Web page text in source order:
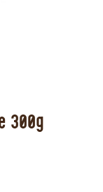
300g